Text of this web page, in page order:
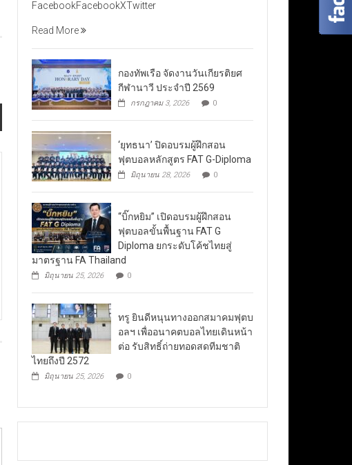
FacebookFacebookXTwitter
Read More
กองทัพเรือ จัดงานวันเกียรติยศ
กีฬานาวี ประจำปี 2569
กรกฎาคม 3, 2026 0
‘ยุทธนา’ ปิดอบรมผู้ฝึกสอน
ฟุตบอลหลักสูตร FAT G-Diploma
มิถุนายน 28, 2026 0
“บิ๊กหยิม” เปิดอบรมผู้ฝึกสอน
ฟุตบอลขั้นพื้นฐาน FAT G
Diploma ยกระดับโค้ชไทยสู่
มาตรฐาน FA Thailand
มิถุนายน 25, 2026 0
ทรู ยินดีหนุนทางออกสมาคมฟุตบ
อลฯ เพื่ออนาคตบอลไทยเดินหน้า
ต่อ รับสิทธิ์ถ่ายทอดสดทีมชาติ
ไทยถึงปี 2572
มิถุนายน 25, 2026 0